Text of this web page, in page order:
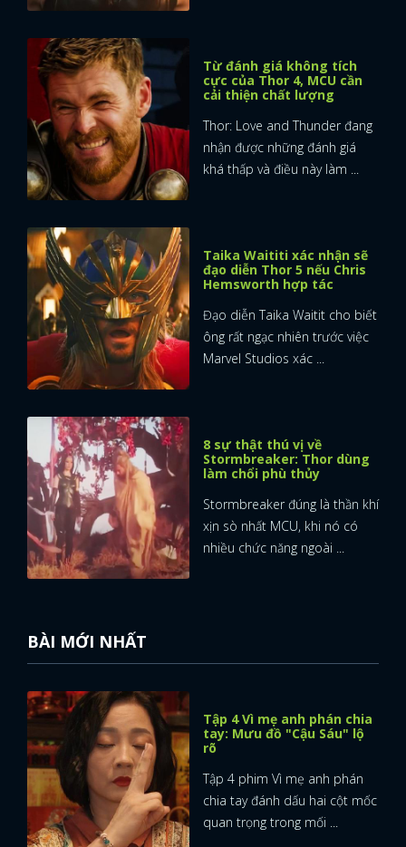
Từ đánh giá không tích
cực của Thor 4, MCU cần
cải thiện chất lượng
Thor: Love and Thunder đang
nhận được những đánh giá
khá thấp và điều này làm ...
Taika Waititi xác nhận sẽ
đạo diễn Thor 5 nếu Chris
Hemsworth hợp tác
Đạo diễn Taika Waitit cho biết
ông rất ngạc nhiên trước việc
Marvel Studios xác ...
8 sự thật thú vị về
Stormbreaker: Thor dùng
làm chổi phù thủy
Stormbreaker đúng là thần khí
xịn sò nhất MCU, khi nó có
nhiều chức năng ngoài ...
BÀI MỚI NHẤT
Tập 4 Vì mẹ anh phán chia
tay: Mưu đồ "Cậu Sáu" lộ
rõ
Tập 4 phim Vì mẹ anh phán
chia tay đánh dấu hai cột mốc
quan trọng trong mối ...